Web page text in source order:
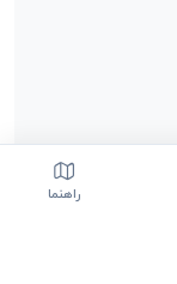
راهنما